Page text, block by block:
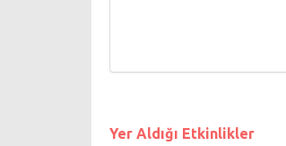
Yer Aldığı Etkinlikler